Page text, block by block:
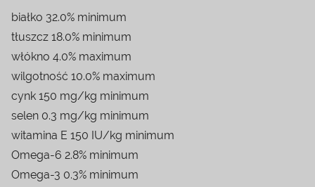
białko 32.0% minimum
tłuszcz 18.0% minimum
włókno 4.0% maximum
wilgotność 10.0% maximum
cynk 150 mg/kg minimum
selen 0.3 mg/kg minimum
witamina E 150 IU/kg minimum
Omega-6 2.8% minimum
Omega-3 0.3% minimum